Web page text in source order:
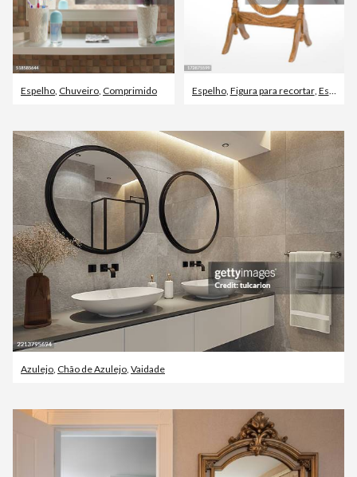
Espelho Chuveiro Comprimido Espelho, Figura para recortar, Espelho de Corpo Inteiro
Azulejo, Chão de Azulejo, Vaidade